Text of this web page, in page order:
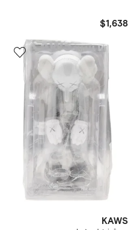
$1,638
KAWS